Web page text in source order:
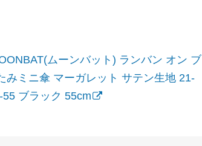
ムーンバット) ランバン オン ブ
みミニ傘 マーガレット サテン生地 21-
ブラック 55cm